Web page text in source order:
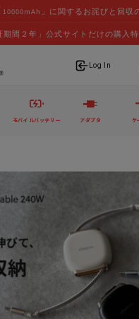
10000mAh」に関するお詫びと回収
期間２年」公式サイトだけの購入
Log In
ログイン
モバイルバッテリー アダプタ ケ